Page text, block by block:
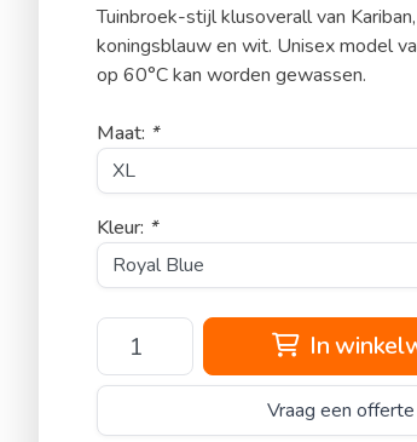
Tuinbroek-stijl klusoverall van
koningsblauw en wit. Unisex model
op 60°C kan worden gewassen.
Maat: *
Kleur: *
In
Vraag een offerte